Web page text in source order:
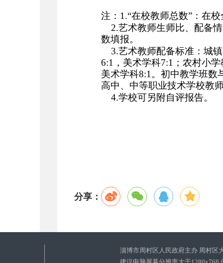
注： 1.“在校教师总数”：在
2.艺术教师生师比、配备
数填报。
3.艺术教师配备标准：城
6:1 ，美术学科7:1 ；农村小
美术学科8:1 。初中教学班数
高中、中等职业技术学校教
4.学校可另附自评报告。
分享：
淄博市周村区人民政府主办 周村区